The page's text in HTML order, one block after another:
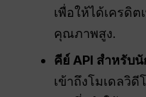
เพื่อให้ได้เครดิ
คุณภาพสูง.
คีย์ API สำหรับ
เข้าถึงโมเดลวิ